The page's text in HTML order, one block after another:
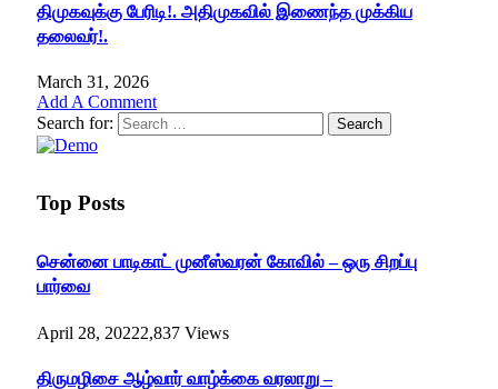
திமுகவுக்கு பேரிடி!. அதிமுகவில் இணைந்த முக்கிய
தலைவர்!.
March 31, 2026
Add A Comment
Search for:
Top Posts
சென்னை பாடிகாட் முனீஸ்வரன் கோவில் – ஒரு சிறப்பு
பார்வை
April 28, 20222,837 Views
திருமழிசை ஆழ்வார் வாழ்க்கை வரலாறு –